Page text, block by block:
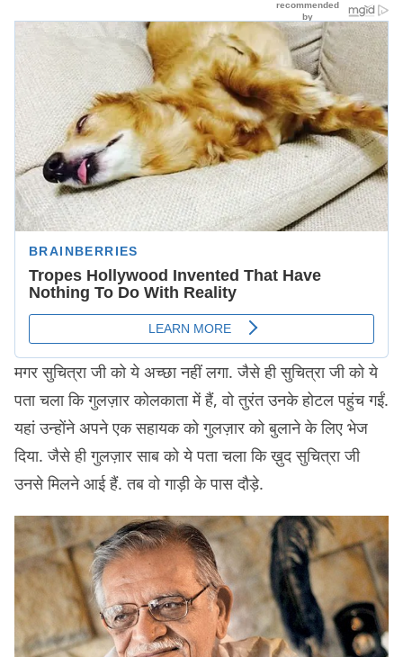
मगर सुचित्रा जी को ये अच्छा नहीं लगा. जैसे ही सुचित्रा जी को ये
पता चला कि गुलज़ार कोलकाता में हैं, वो तुरंत उनके होटल पहुंच गईं.
यहां उन्होंने अपने एक सहायक को गुलज़ार को बुलाने के लिए भेज
दिया. जैसे ही गुलज़ार साब को ये पता चला कि ख़ुद सुचित्रा जी
उनसे मिलने आई हैं. तब वो गाड़ी के पास दौड़े.